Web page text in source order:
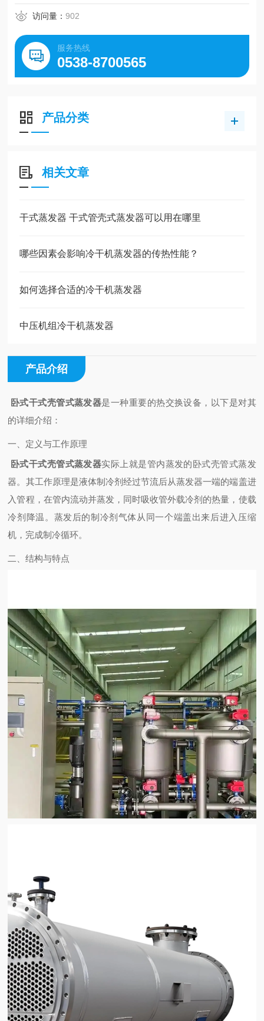
访问量：902
服务热线
0538-8700565
产品分类
相关文章
干式蒸发器 干式管壳式蒸发器可以用在哪里
哪些因素会影响冷干机蒸发器的传热性能？
如何选择合适的冷干机蒸发器
中压机组冷干机蒸发器
产品介绍
卧式干式壳管式蒸发器是一种重要的热交换设备，以下是对其
的详细介绍：
一、定义与工作原理
卧式干式壳管式蒸发器实际上就是管内蒸发的卧式壳管式蒸发
器。其工作原理是液体制冷剂经过节流后从蒸发器一端的端盖进
入管程，在管内流动并蒸发，同时吸收管外载冷剂的热量，使载
冷剂降温。蒸发后的制冷剂气体从同一个端盖出来后进入压缩
机，完成制冷循环。
二、结构与特点